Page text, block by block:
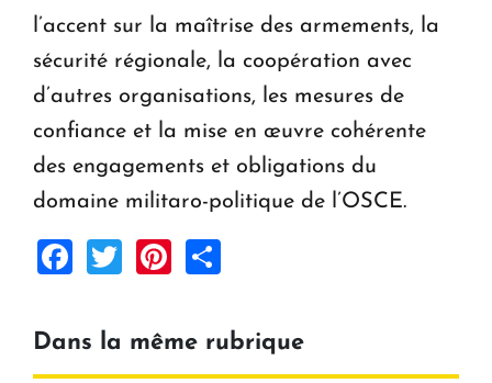
l’accent sur la maîtrise des armements, la
sécurité régionale, la coopération avec
d’autres organisations, les mesures de
confiance et la mise en œuvre cohérente
des engagements et obligations du
domaine militaro-politique de l’OSCE.
Facebook
TwitterPinterest
Dans la même rubrique